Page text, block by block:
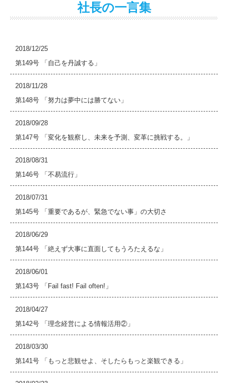
社長の一言集
2018/12/25
第149号 「自己を丹誠する」
2018/11/28
第148号 「努力は夢中には勝てない」
2018/09/28
第147号 「変化を観察し、未来を予測、変革に挑戦する。」
2018/08/31
第146号 「不易流行」
2018/07/31
第145号 「重要であるが、緊急でない事」の大切さ
2018/06/29
第144号 「絶えず大事に直面してもうろたえるな」
2018/06/01
第143号 「Fail fast! Fail often!」
2018/04/27
第142号 「理念経営による情報活用②」
2018/03/30
第141号 「もっと悲観せよ、そしたらもっと楽観できる」